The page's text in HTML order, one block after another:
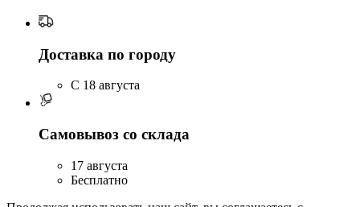
Доставка по городу
C 18 августа
Самовывоз со склада
17 августа
Бесплатно